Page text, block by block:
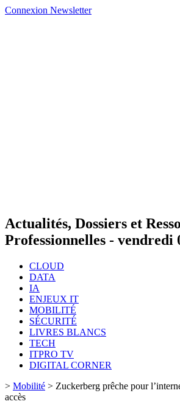
Connexion Newsletter
Actualités, Dossiers et
Professionnelles - vendredi
CLOUD
DATA
IA
ENJEUX IT
MOBILITÉ
SÉCURITÉ
LIVRES BLANCS
TECH
ITPRO TV
DIGITAL CORNER
> Mobilité > Zuckerberg prêche pour
accès